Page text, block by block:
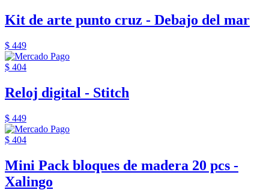
Kit de arte punto cruz - Debajo del mar
$ 449
$ 404
Reloj digital - Stitch
$ 449
$ 404
Mini Pack bloques de madera 20 pcs -
Xalingo